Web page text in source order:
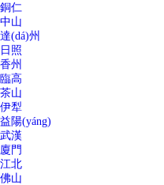
銅仁
中山
達(dá)州
日照
香州
臨高
茶山
伊犁
益陽(yáng)
武漢
廈門
江北
佛山